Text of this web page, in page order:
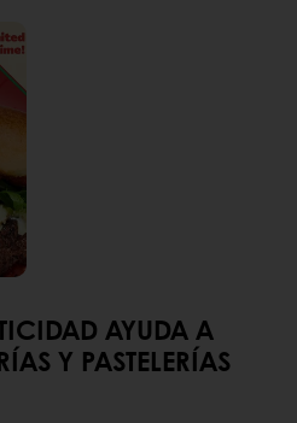
AYUDA A
Y PASTELERÍAS